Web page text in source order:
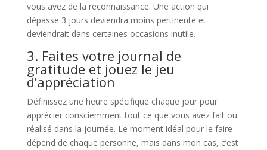
vous avez de la reconnaissance. Une action qui
dépasse 3 jours deviendra moins pertinente et
deviendrait dans certaines occasions inutile.
3. Faites votre journal de
gratitude et jouez le jeu
d’appréciation
Définissez une heure spécifique chaque jour pour
apprécier consciemment tout ce que vous avez fait ou
réalisé dans la journée. Le moment idéal pour le faire
dépend de chaque personne, mais dans mon cas, c’est